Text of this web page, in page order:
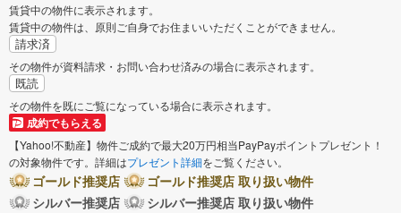
賃貸中の物件に表示されます。
賃貸中の物件は、原則ご自身でお住まいいただくことができません。
請求済
その物件が資料請求・お問い合わせ済みの場合に表示されます。
既読
その物件を既にご覧になっている場合に表示されます。
成約でもらえる
【Yahoo!不動産】物件ご成約で最大20万円相当PayPayポイントプレゼント！
の対象物件です。詳細はプレゼント詳細をご覧ください。
ゴールド推奨店
ゴールド推奨店 取り扱い物件
シルバー推奨店
シルバー推奨店 取り扱い物件